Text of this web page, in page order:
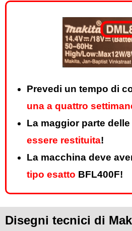
Prevedi un tempo di
una a quattro
La maggior parte delle
essere restituita!
La macchina deve
tipo esatto BFL400F!
Disegni tecnici di